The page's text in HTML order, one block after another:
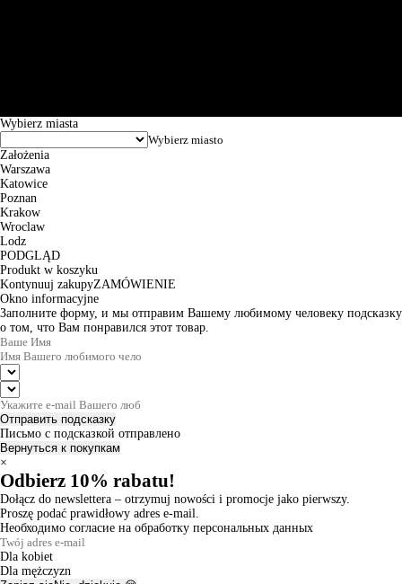
Wybierz miasta
Założenia
Warszawa
Katowice
Poznan
Krakow
Wroclaw
Lodz
PODGLĄD
Produkt w koszyku
Kontynuuj zakupyZAMÓWIENIE
Okno informacyjne
Заполните форму, и мы отправим Вашему любимому человеку подсказку
о том, что Вам понравился этот товар.
Отправить подсказку
Письмо с подсказкой отправлено
Вернуться к покупкам
×
Odbierz 10% rabatu!
Dołącz do newslettera – otrzymuj nowości i promocje jako pierwszy.
Proszę podać prawidłowy adres e-mail.
Необходимо согласие на обработку персональных данных
Dla kobiet
Dla mężczyzn